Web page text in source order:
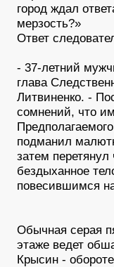
город ждал
мерзость?»
Ответ
- 37-летний
глава
Литвиненко. -
сомнений, что
подманил
затем
бездыханное
повесившимся
Обычная серая
этаже ведет
Крысин -